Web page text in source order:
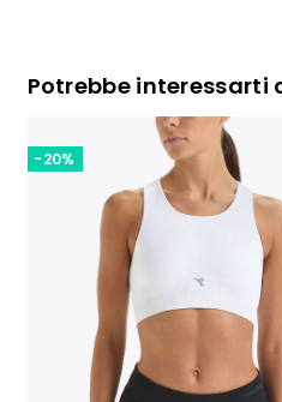
Potrebbe interessarti
-20%